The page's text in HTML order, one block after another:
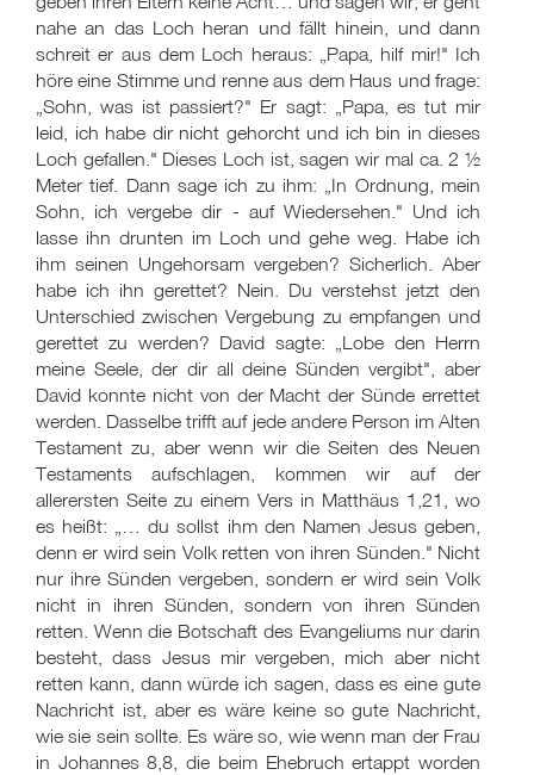
nahe an das Loch heran und fällt hinein, und dann
schreit er aus dem Loch heraus: „Papa, hilf mir!" Ich
höre eine Stimme und renne aus dem Haus und frage:
„Sohn, was ist passiert?" Er sagt: „Papa, es tut mir
leid, ich habe dir nicht gehorcht und ich bin in dieses
Loch gefallen." Dieses Loch ist, sagen wir mal ca. 2 ½
Meter tief. Dann sage ich zu ihm: „In Ordnung, mein
Sohn, ich vergebe dir - auf Wiedersehen." Und ich
lasse ihn drunten im Loch und gehe weg. Habe ich
ihm seinen Ungehorsam vergeben? Sicherlich. Aber
habe ich ihn gerettet? Nein. Du verstehst jetzt den
Unterschied zwischen Vergebung zu empfangen und
gerettet zu werden? David sagte: „Lobe den Herrn
meine Seele, der dir all deine Sünden vergibt", aber
David konnte nicht von der Macht der Sünde errettet
werden. Dasselbe trifft auf jede andere Person im Alten
Testament zu, aber wenn wir die Seiten des Neuen
Testaments aufschlagen, kommen wir auf der
allerersten Seite zu einem Vers in Matthäus 1,21, wo
es heißt: „… du sollst ihm den Namen Jesus geben,
denn er wird sein Volk retten von ihren Sünden." Nicht
nur ihre Sünden vergeben, sondern er wird sein Volk
nicht in ihren Sünden, sondern von ihren Sünden
retten. Wenn die Botschaft des Evangeliums nur darin
besteht, dass Jesus mir vergeben, mich aber nicht
retten kann, dann würde ich sagen, dass es eine gute
Nachricht ist, aber es wäre keine so gute Nachricht,
wie sie sein sollte. Es wäre so, wie wenn man der Frau
in Johannes 8,8, die beim Ehebruch ertappt worden